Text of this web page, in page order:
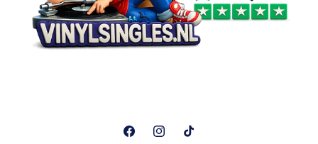
FacebookInstagramTikTok